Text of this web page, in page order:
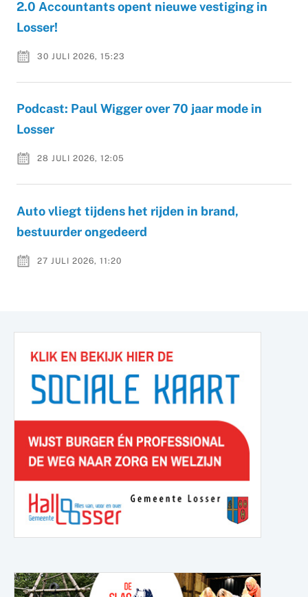
2.0 Accountants opent nieuwe vestiging in
Losser!
30 JULI 2026, 15:23
Podcast: Paul Wigger over 70 jaar mode in
Losser
28 JULI 2026, 12:05
Auto vliegt tijdens het rijden in brand,
bestuurder ongedeerd
27 JULI 2026, 11:20